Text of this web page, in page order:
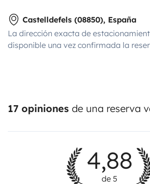
Castelldefels (08850), España
La dirección exacta de
disponible una vez confirmada la
17 opiniones de una reserva
4,88
de 5